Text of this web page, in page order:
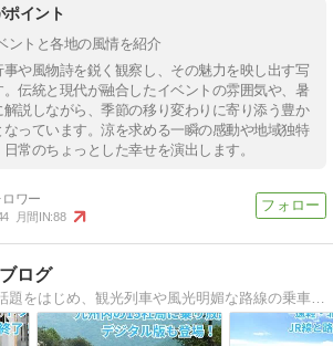
ポイント
ントと各地の風情を紹介
や風物詩を鋭く観察し、その魅力を映し出す写
伝統と現代が融合したイベントの雰囲気や、暑
説しながら、季節の移り変わりに寄り添う豊か
っています。涼を求める一瞬の感動や地域独特
常のちょっとした幸せを演出します。
月間IN:88
ログ
青春18きっぷの話題をはじめ、観光列車や風光明媚な路線の乗車記などを思うままに綴っていく乗り鉄ブログです。フリーきっぷなどお得なきっぷの情報も満載です。